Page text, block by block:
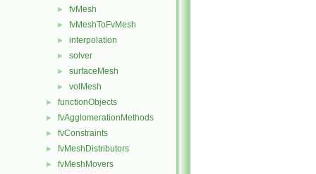
► fvMesh
► fvMeshToFvMesh
► interpolation
► solver
► surfaceMesh
► volMesh
► functionObjects
► fvAgglomerationMethods
► fvConstraints
► fvMeshDistributors
► fvMeshMovers